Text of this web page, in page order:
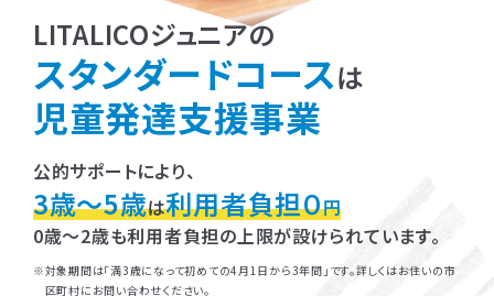
LITALICOジュニアの
スタンダードコースは
児童発達支援事業
公的サポートにより、
3歳～5歳は利用者負担０円
0歳～2歳も利用者負担の上限が設けられています。
対象期間は「満3歳になって初めての4月1日から3年間」です。詳しくはお住いの市
区町村にお問い合わせください。